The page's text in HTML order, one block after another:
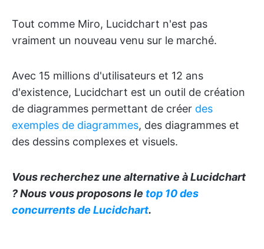
Tout comme Miro, Lucidchart n'est pas
vraiment un nouveau venu sur le marché.
Avec 15 millions d'utilisateurs et 12 ans
d'existence, Lucidchart est un outil de création
de diagrammes permettant de créer des
exemples de diagrammes, des diagrammes et
des dessins complexes et visuels.
Vous recherchez une alternative à Lucidchart
? Nous vous proposons le top 10 des
concurrents de Lucidchart.